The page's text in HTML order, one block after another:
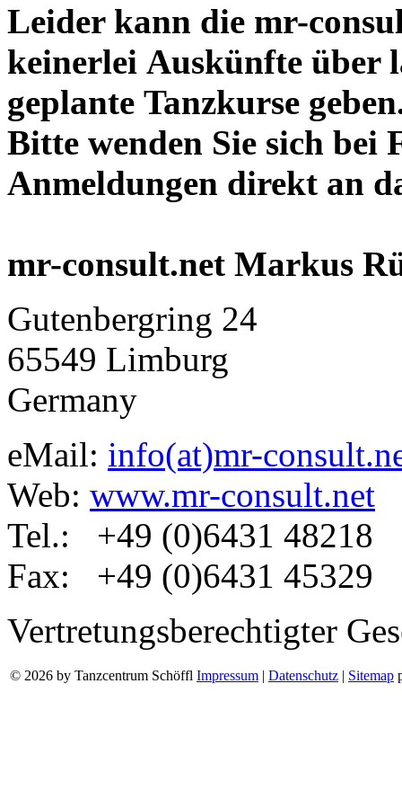
Leider kann die mr-
keinerlei Auskünfte über
geplante Tanzkurse
Bitte wenden Sie sich bei
Anmeldungen direkt an
mr-consult.net Markus
Gutenbergring 24
65549 Limburg
Germany
eMail: info(at)mr-
Web: www.mr-consult.net
Tel.: +49 (0)6431 48218
Fax: +49 (0)6431 45329
Vertretungsberechtigter
© 2026 by Tanzcentrum Schöffl Impressum | Datenschutz | Sitemap